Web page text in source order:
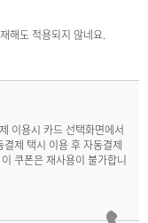
해도 적용되지 않네요.
이용시 카드 선택화면에서
제 택시 이용 후 자동결제
쿠폰은 재사용이 불가합니